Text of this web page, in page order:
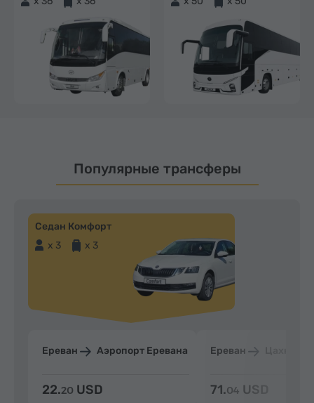
Популярные трансферы
Седан Комфорт
x 3
x 3
Ереван Аэропорт Еревана
22.20 USD
Ереван
71.04 USD